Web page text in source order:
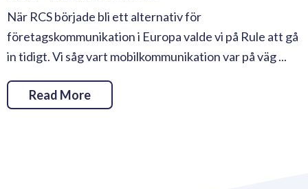
När RCS började bli ett alternativ för
företagskommunikation i Europa valde vi på Rule att gå
in tidigt. Vi såg vart mobilkommunikation var på väg ...
Read More